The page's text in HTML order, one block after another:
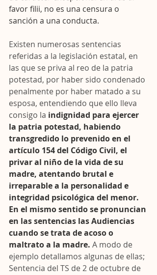
favor filii, no es una censura o
sanción a una conducta.
Existen numerosas sentencias
referidas a la legislación estatal, en
las que se priva al reo de la patria
potestad, por haber sido condenado
penalmente por haber matado a su
esposa, entendiendo que ello lleva
consigo la indignidad para ejercer
la patria potestad, habiendo
transgredido lo prevenido en el
artículo 154 del Código Civil, el
privar al niño de la vida de su
madre, atentando brutal e
irreparable a la personalidad e
integridad psicológica del menor.
En el mismo sentido se pronuncian
en las sentencias las Audiencias
cuando se trata de acoso o
maltrato a la madre. A modo de
ejemplo detallamos algunas de ellas;
Sentencia del TS de 2 de octubre de